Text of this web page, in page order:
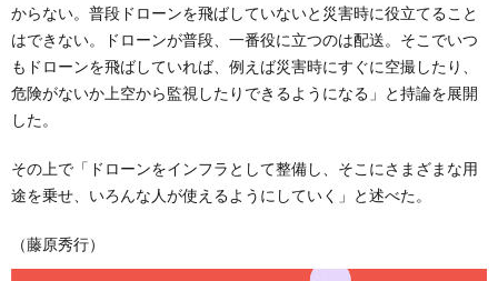
からない。普段ドローンを飛ばしていないと災害時に役立てること
はできない。ドローンが普段、一番役に立つのは配送。そこでいつ
もドローンを飛ばしていれば、例えば災害時にすぐに空撮したり、
危険がないか上空から監視したりできるようになる」と持論を展開
した。
その上で「ドローンをインフラとして整備し、そこにさまざまな用
途を乗せ、いろんな人が使えるようにしていく」と述べた。
（藤原秀行）